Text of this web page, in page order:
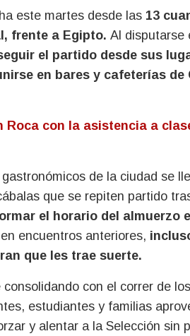
este martes desde las 13
frente a Egipto. Al disputarse
el partido desde sus
en bares y cafeterías de
Roca con la asistencia a
de la ciudad se
que se repiten partido
el horario del almuerzo
encuentros anteriores,
que les trae suerte.
con el correr de
estudiantes y familias
y alentar a la Selección sin